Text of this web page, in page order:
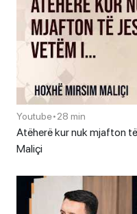
Youtube•28 min
Atëherë kur nuk mjafton
Maliçi